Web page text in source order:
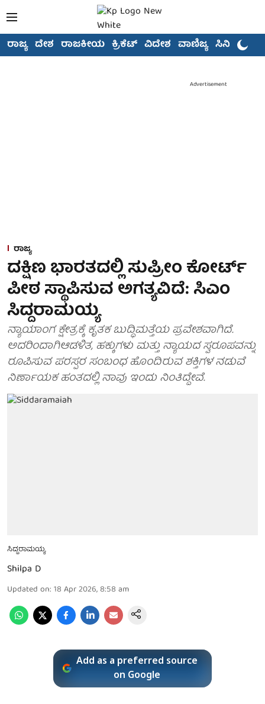
ರಾಜ್ಯ ದೇಶ ರಾಜಕೀಯ ಕ್ರಿಕೆಟ್ ವಿದೇಶ ವಾಣಿಜ್ಯ ಸಿನಿಮಾ
Advertisement
ರಾಜ್ಯ
ದಕ್ಷಿಣ ಭಾರತದಲ್ಲಿ ಸುಪ್ರೀಂ ಕೋರ್ಟ್
ಪೀಠ ಸ್ಥಾಪಿಸುವ ಅಗತ್ಯವಿದೆ: ಸಿಎಂ
ಸಿದ್ದರಾಮಯ್ಯ
ನ್ಯಾಯಾಂಗ ಕ್ಷೇತ್ರಕ್ಕೆ ಕೃತಕ ಬುದ್ಧಿಮತ್ತೆಯ ಪ್ರವೇಶವಾಗಿದೆ.
ಅದರಿಂದಾಗಿಆಡಳಿತ, ಹಕ್ಕುಗಳು ಮತ್ತು ನ್ಯಾಯದ ಸ್ವರೂಪವನ್ನು
ರೂಪಿಸುವ ಪರಸ್ಪರ ಸಂಬಂಧ ಹೊಂದಿರುವ ಶಕ್ತಿಗಳ ನಡುವೆ
ನಿರ್ಣಾಯಕ ಹಂತದಲ್ಲಿ ನಾವು ಇಂದು ನಿಂತಿದ್ದೇವೆ.
ಸಿದ್ದರಾಮಯ್ಯ
Shilpa D
Updated on: 18 Apr 2026, 8:58 am
Add as a preferred source
on Google